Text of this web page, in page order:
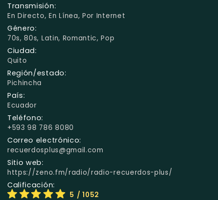
Transmisión:
En Directo, En Línea, Por Internet
Género:
70s, 80s, Latin, Romantic, Pop
Ciudad:
Quito
Región/estado:
Pichincha
País:
Ecuador
Teléfono:
+593 98 786 8080
Correo electrónico:
recuerdosplus@gmail.com
Sitio web:
https://zeno.fm/radio/radio-recuerdos-plus/
Calificación:
5 / 1052